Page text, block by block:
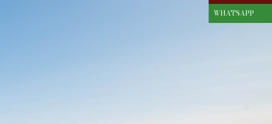
WHATSAPP